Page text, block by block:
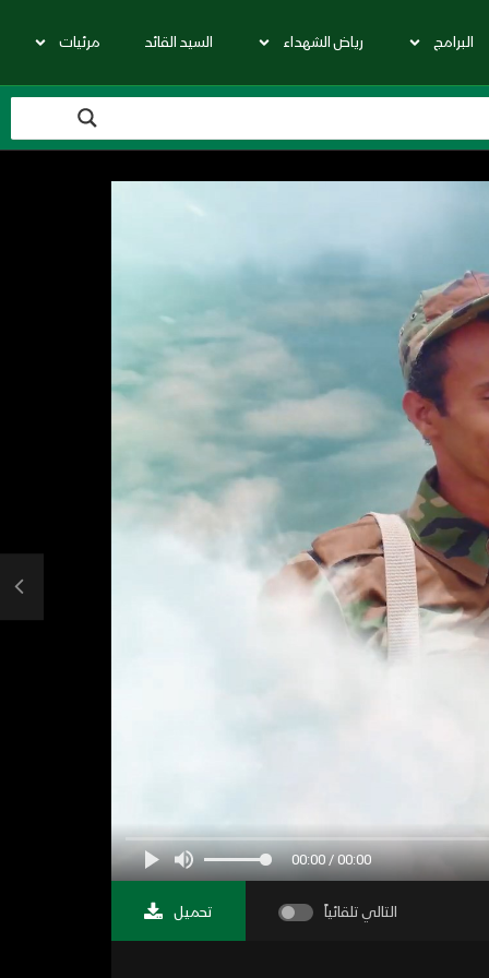
البرامج رياض الشهداء السيد القائد مرئيات
00:00 / 00:00
التالي تلقائياً تحميل